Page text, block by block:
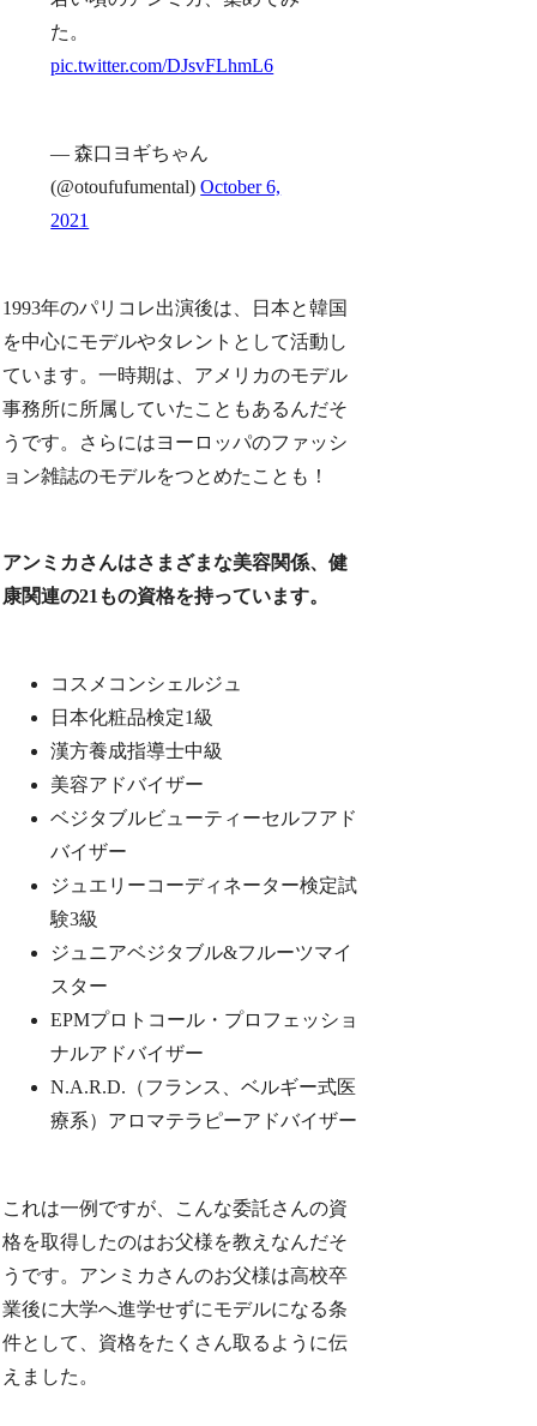
た。
pic.twitter.com/DJsvFLhmL6
— 森口ヨギちゃん
(@otoufufumental)October 6,
2021
1993年のパリコレ出演後は、日本と韓国
を中心にモデルやタレントとして活動し
ています。一時期は、アメリカのモデル
事務所に所属していたこともあるんだそ
うです。さらにはヨーロッパのファッシ
ョン雑誌のモデルをつとめたことも！
アンミカさんはさまざまな美容関係、健
康関連の21もの資格を持っています。
コスメコンシェルジュ
日本化粧品検定1級
漢方養成指導士中級
美容アドバイザー
ベジタブルビューティーセルフアド
バイザー
ジュエリーコーディネーター検定試
験3級
ジュニアベジタブル&フルーツマイ
スター
EPMプロトコール・プロフェッショ
ナルアドバイザー
N.A.R.D.（フランス、ベルギー式医
療系）アロマテラピーアドバイザー
これは一例ですが、こんな委託さんの資
格を取得したのはお父様を教えなんだそ
うです。アンミカさんのお父様は高校卒
業後に大学へ進学せずにモデルになる条
件として、資格をたくさん取るように伝
えました。